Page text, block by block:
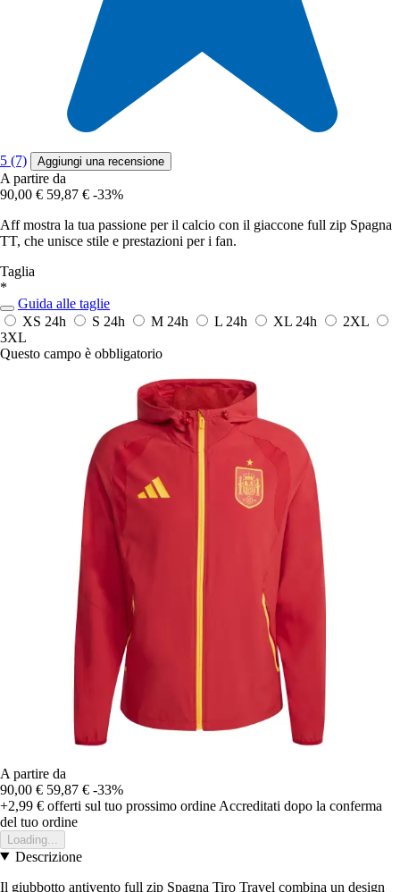
5 (7) Aggiungi una recensione
A partire da
90,00 € 59,87 € -33%
Aff mostra la tua passione per il calcio con il giaccone full zip Spagna
TT, che unisce stile e prestazioni per i fan.
Taglia
*
Guida alle taglie
XS 24h S 24h M 24h L 24h XL 24h
2XL
3XL
Questo campo è obbligatorio
A partire da
90,00 € 59,87 € -33%
+2,99 € offerti sul tuo prossimo ordine Accreditati dopo la conferma
del tuo ordine
Loading...
Descrizione
Il giubbotto antivento full zip Spagna Tiro Travel combina un design